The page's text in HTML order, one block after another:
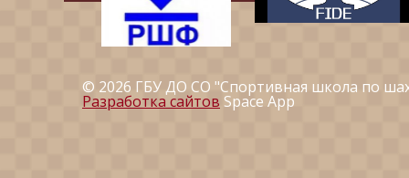
© 2026 ГБУ ДО СО "Спортивная школа по
Разработка сайтов Space App